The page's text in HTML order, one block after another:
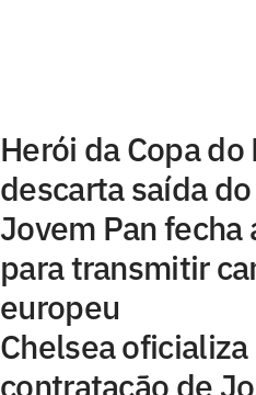
Herói da Copa do
descarta saída
Jovem Pan fecha
para transmitir
europeu
Chelsea oficializa
contratação de